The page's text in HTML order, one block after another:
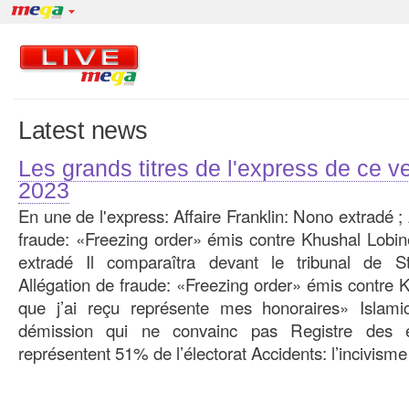
Latest news
Les grands titres de l'express de ce
2023
En une de l'express: Affaire Franklin: Nono extradé
fraude: «Freezing order» émis contre Khushal
extradé Il comparaîtra devant le tribunal de
Allégation de fraude: «Freezing order» émis contre
que j’ai reçu représente mes honoraires»
démission qui ne convainc pas Registre des
représentent 51% de l’électorat Accidents: